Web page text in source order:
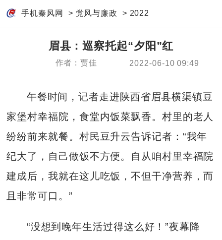
手机秦风网 > 党风与廉政 > 2022
眉县：巡察托起“夕阳”红
作者：贾佳 2022-06-10 09:49
午餐时间，记者走进陕西省眉县横渠镇豆
家堡村幸福院，食堂内饭菜飘香。村里的老人
纷纷前来就餐。村民豆升云告诉记者：“我年
纪大了，自己做饭不方便。自从咱村里幸福院
建成后，我就在这儿吃饭，不但干净营养，而
且非常可口。”
“没想到晚年生活过得这么好！”夜幕降